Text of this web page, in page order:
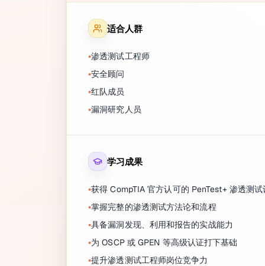
适合人群
渗透测试工程师
安全顾问
红队成员
漏洞研究人员
学习成果
获得 CompTIA 官方认可的 PenTest+ 渗透测试
掌握完整的渗透测试方法论和流程
具备漏洞发现、利用和报告的实战能力
为 OSCP 或 GPEN 等高级认证打下基础
提升渗透测试工程师岗位竞争力